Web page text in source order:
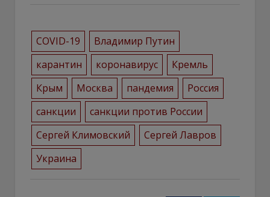
COVID-19
Владимир Путин
карантин
коронавирус
Кремль
Крым
Москва пандемия
Россия
санкции
санкции против России
Сергей Климовский
Сергей Лавров
Украина